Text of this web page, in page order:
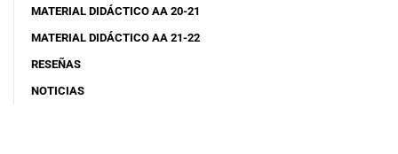
MATERIAL DIDÁCTICO AA 20-21
MATERIAL DIDÁCTICO AA 21-22
RESEÑAS
NOTICIAS